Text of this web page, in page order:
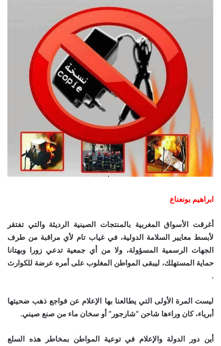
ابراهيم بونعناع
أغرقت الأسواق المغربية بالمنتجات الصينية الرديئة والتي تفتقر
لأبسط معايير السلامة الدولية، في غياب تام لأي مراقبة من طرف
الجهات الرسمية المسؤولة، ولا من أي جمعية تدعي زورا وبهتانا
حماية المستهلك، ليبقى المواطن المغلوب على أمره عرضة للكوارث
.
ليست المرة الأولى التي يطالعنا بها الإعلام عن فواجع ذهب ضحيتها
أبرياء، كان وراءها شاحن “شارجور” أو سخان ماء من صنع صيني.
أين دور الدولة والإعلام في توعية المواطن بمخاطر هذه السلع